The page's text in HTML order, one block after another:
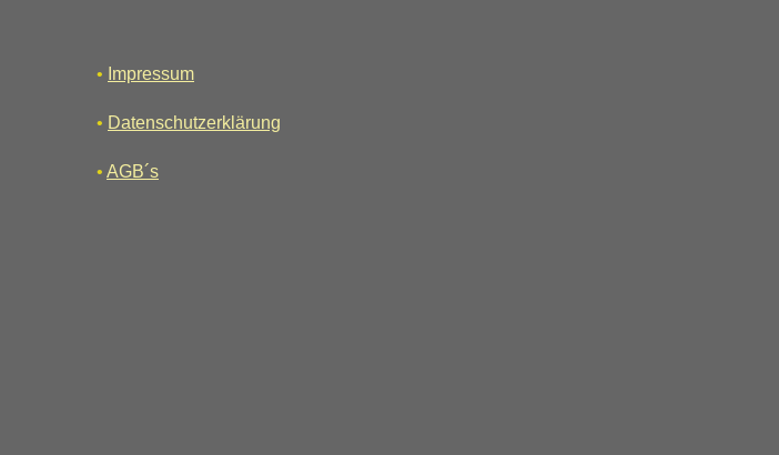
• Impressum
• Datenschutzerklärung
• AGB´s